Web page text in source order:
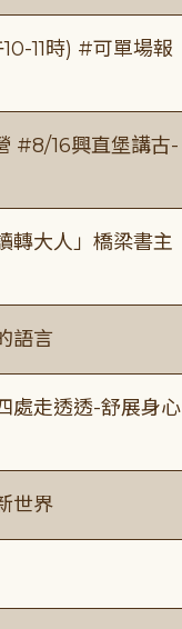
11時) #可單場報
#8/16興直堡講古-
轉大人」橋梁書主
語言
處走透透-舒展身心
世界